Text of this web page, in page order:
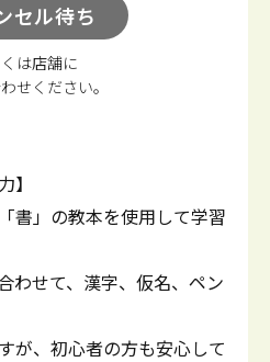
セル待ち
は店舗に
せください。
】
書」の教本を使用して学習
わせて、漢字、仮名、ペン
が、初心者の方も安心して